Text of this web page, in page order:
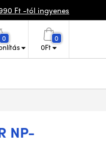
Ft -tól ingyenes
0 0
0Ft
NP-